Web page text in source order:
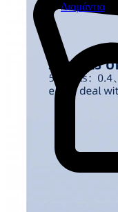
Διαμάντια